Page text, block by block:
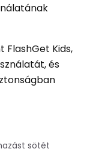
FlashGet Kids,
és
sötét